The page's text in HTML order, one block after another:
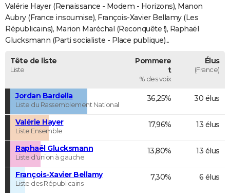
S'inscrire
Se connecter
Lycées
Collèges
Primaires
Universités
Entreprises
Service militaire
Avis de recherche
AVIS DE DÉCÈS
FORUM
Valérie Hayer (Renaissance - Modem - Horizons), Manon
Aubry (France insoumise), François-Xavier Bellamy (Les
Républicains), Marion Maréchal (Reconquête !), Raphaël
Glucksmann (Parti socialiste - Place publique)...
Tête de liste
Liste
Pommere
t
% des voix
Élus
(France)
Jordan Bardella
Liste du Rassemblement National
36,25% 30 élus
Valérie Hayer
Liste Ensemble
17,96% 13 élus
Raphaël Glucksmann
Liste d'union à gauche
13,80% 13 élus
François-Xavier Bellamy
Liste des Républicains
7,30% 6 élus